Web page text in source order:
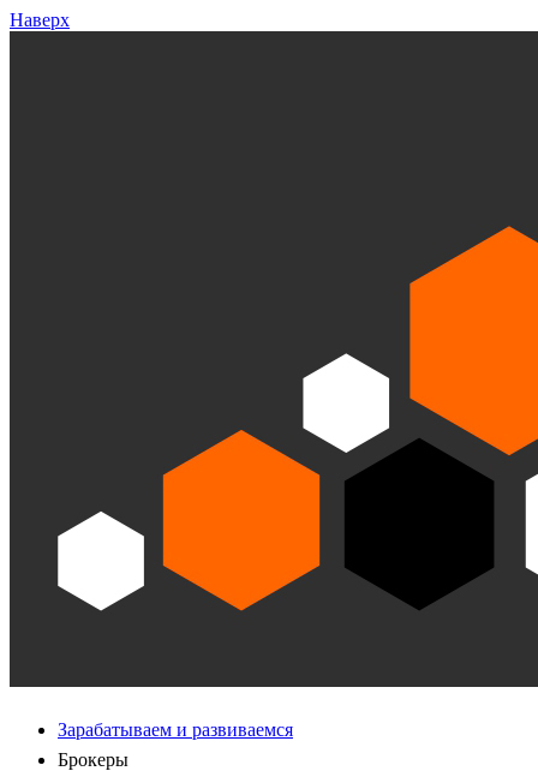
Наверх
Зарабатываем и развиваемся
Брокеры